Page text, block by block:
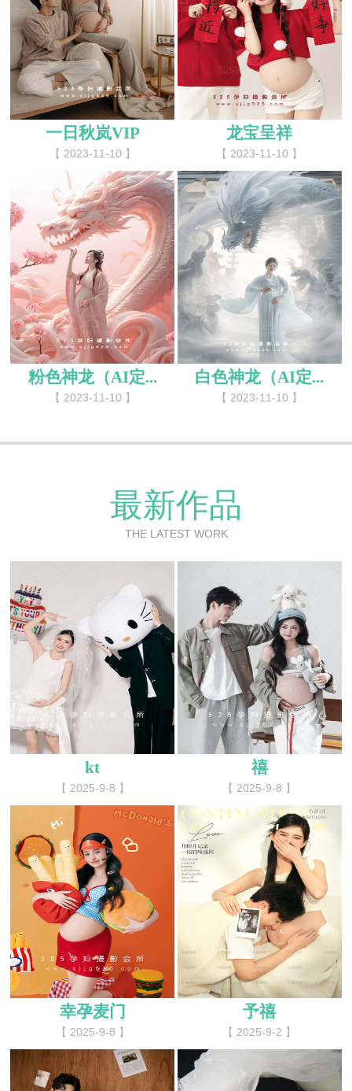
一日秋岚VIP
【 2023-11-10 】
龙宝呈祥
【 2023-11-10 】
粉色神龙（AI定...
【 2023-11-10 】
白色神龙（AI定...
【 2023-11-10 】
最新作品
THE LATEST WORK
kt
【 2025-9-8 】
禧
【 2025-9-8 】
幸孕麦门
【 2025-9-8 】
予禧
【 2025-9-2 】